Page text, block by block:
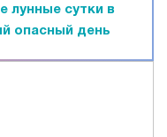
лунные сутки в
опасный день